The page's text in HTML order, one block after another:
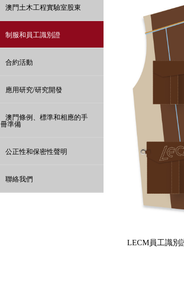
澳門土木工程實驗室股東
制服和員工識別證
合約活動
應用研究/研究開發
澳門條例、標準和相應的手
冊準備
公正性和保密性聲明
聯絡我們
LECM員工識別